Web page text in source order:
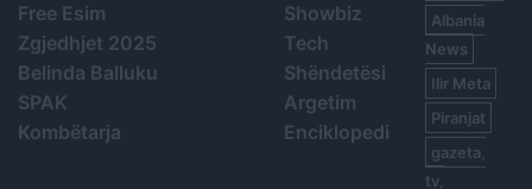
Free Esim
Zgjedhjet 2025
Belinda Balluku
SPAK
Kombëtarja
Showbiz
Tech
Shëndetësi
Argetim
Enciklopedi
Albania
News
Ilir Meta
Piranjat
gazeta,
tv,